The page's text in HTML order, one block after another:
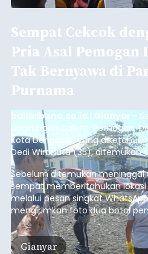
Sempat Cekcok
Pria Asal Pemogan
Tak Bernyawa di
Purnama
balitribune.co.id I Gianyar -
Lingkungan Dalem, Pemogan,
Kota Denpasar, yang diketahui
Dedi Wiranata (35), ditemukan
pesisir Pantai Purnama,
Sebelum ditemukan meninggal
sempat memberitahukan
melalui pesan singkat
mengirimkan foto dua botol
istrinya.
Gianyar